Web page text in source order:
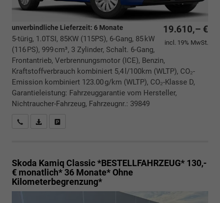
19.610,– €
incl. 19% MwSt.
unverbindliche Lieferzeit: 6 Monate
5-türig, 1.0TSI, 85KW (115PS), 6-Gang, 85 kW
(116 PS), 999 cm³, 3 Zylinder, Schalt. 6-Gang,
Frontantrieb, Verbrennungsmotor (ICE), Benzin,
Kraftstoffverbrauch kombiniert 5,4 l/100km (WLTP), CO₂-
Emission kombiniert 123.00 g/km (WLTP), CO₂-Klasse D,
Garantieleistung: Fahrzeuggarantie vom Hersteller,
Nichtraucher-Fahrzeug, Fahrzeugnr.: 39849
Rückrufbitte absenden
PDF-Datei, Fahrzeugexposé drucken
Skoda Kamiq Classic *BESTELLFAHRZEUG* 130,-
€ monatlich* 36 Monate* Ohne
Kilometerbegrenzung*